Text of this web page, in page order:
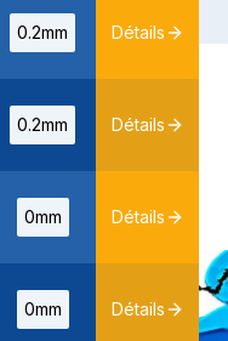
0.2mm Détails
0.2mm Détails
0mm Détails
0mm Détails